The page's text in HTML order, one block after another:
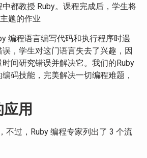
都教授 Ruby。课程完成后，学生将
题的作业
编程语言编写代码和执行程序时遇
，学生对这门语言失去了兴趣，因
间研究错误并解决它。我们的Ruby
码技能，完美解决一切编程难题，
用
不过，Ruby 编程专家列出了 3 个流